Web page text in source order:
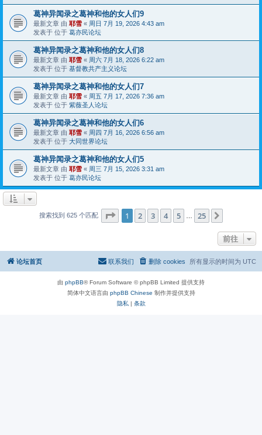
葛神异闻录之葛神和他的女人们9
最新文章 由 耶雪 « 周日 7月 19, 2026 4:43 am
发表于 位于 葛亦民论坛
葛神异闻录之葛神和他的女人们8
最新文章 由 耶雪 « 周六 7月 18, 2026 6:22 am
发表于 位于 基督教共产主义论坛
葛神异闻录之葛神和他的女人们7
最新文章 由 耶雪 « 周五 7月 17, 2026 7:36 am
发表于 位于 紫薇圣人论坛
葛神异闻录之葛神和他的女人们6
最新文章 由 耶雪 « 周四 7月 16, 2026 6:56 am
发表于 位于 大同世界论坛
葛神异闻录之葛神和他的女人们5
最新文章 由 耶雪 « 周三 7月 15, 2026 3:31 am
发表于 位于 葛亦民论坛
搜索找到 625 个匹配 分页：1 25
1 2 3 4 5 25
前往
论坛首页 所有显示的时间为 UTC
删除 cookies
联系我们
由 phpBB® Forum Software © phpBB Limited 提供支持
简体中文语言由 phpBB Chinese 制作并提供支持
隐私 | 条款